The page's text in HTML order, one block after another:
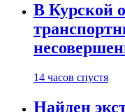
В Курской
14 часов спустя
Найден